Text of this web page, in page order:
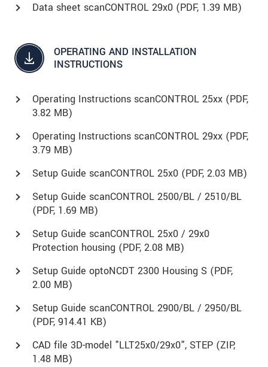
Data sheet scanCONTROL 29x0 (PDF, 1.39 MB)
OPERATING AND INSTALLATION
INSTRUCTIONS
Operating Instructions scanCONTROL 25xx (PDF,
3.82 MB)
Operating Instructions scanCONTROL 29xx (PDF,
3.79 MB)
Setup Guide scanCONTROL 25x0 (PDF, 2.03 MB)
Setup Guide scanCONTROL 2500/BL / 2510/BL
(PDF, 1.69 MB)
Setup Guide scanCONTROL 25x0 / 29x0
Protection housing (PDF, 2.08 MB)
Setup Guide optoNCDT 2300 Housing S (PDF,
2.00 MB)
Setup Guide scanCONTROL 2900/BL / 2950/BL
(PDF, 914.41 KB)
CAD file 3D-model "LLT25x0/29x0", STEP (ZIP,
1.48 MB)